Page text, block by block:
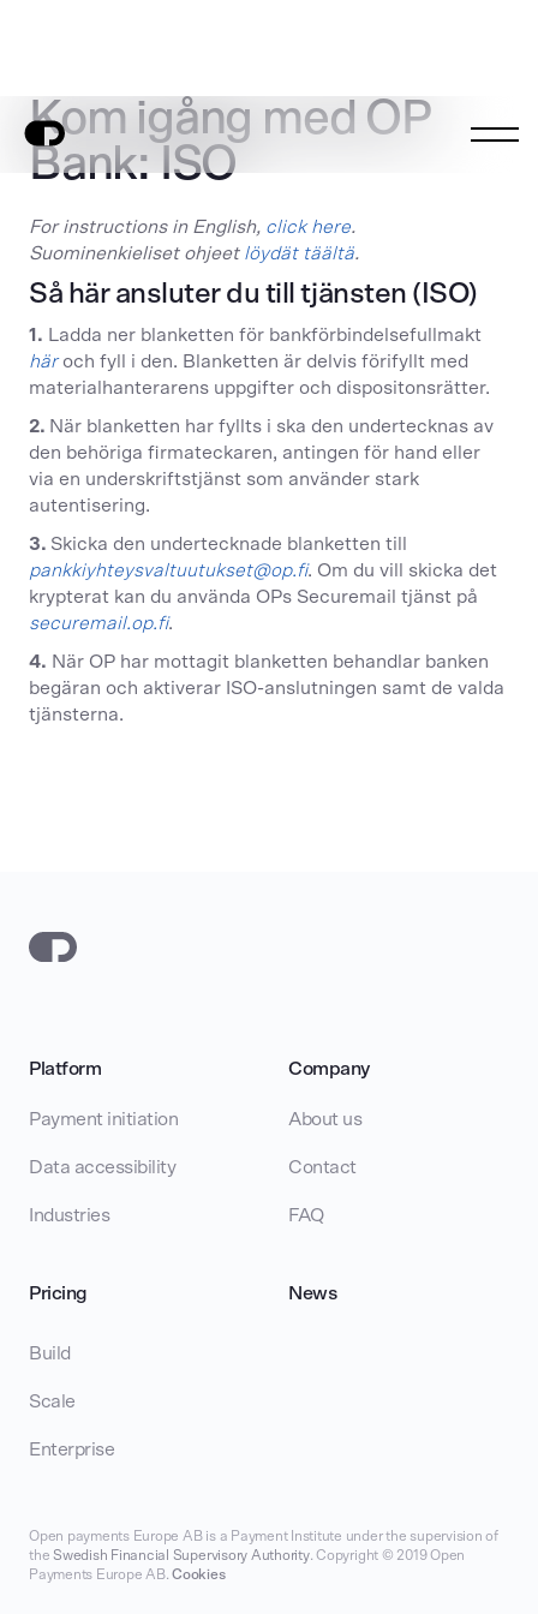
Kom igång med OP
Bank: ISO
For instructions in English, click here.
Suominenkieliset ohjeet löydät täältä.
Så här ansluter du till tjänsten (ISO)
1. Ladda ner blanketten för bankförbindelsefullmakt
häroch fyll i den. Blanketten är delvis förifyllt med
materialhanterarens uppgifter och dispositonsrätter.
2. När blanketten har fyllts i ska den undertecknas av
den behöriga firmateckaren, antingen för hand eller
via en underskriftstjänst som använder stark
autentisering.
3. Skicka den undertecknade blanketten till
pankkiyhteysvaltuutukset@op.fi. Om du vill skicka det
krypterat kan du använda OPs Securemail tjänst på
securemail.op.fi.
4. När OP har mottagit blanketten behandlar banken
begäran och aktiverar ISO-anslutningen samt de valda
tjänsterna.
Platform
Payment initiation
Data accessibility
Industries
Company
About us
Contact
FAQ
Pricing
Build
Scale
Enterprise
News
Open payments Europe AB is a Payment Institute under the supervision of
the Swedish Financial Supervisory Authority. Copyright © 2019 Open
Payments Europe AB.Cookies